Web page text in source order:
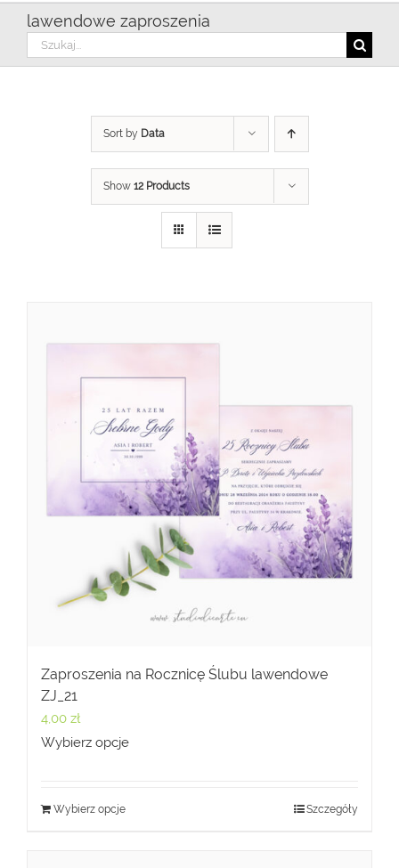
lawendowe zaproszenia
Szukaj
Sort by Data
Show 12 Products
Zaproszenia na Rocznicę Ślubu lawendowe
ZJ_21
4,00 zł
Wybierz opcje
Wybierz opcje Szczegóły